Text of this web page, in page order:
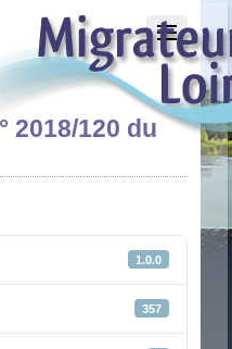
2018/120 du
1.0.0
357